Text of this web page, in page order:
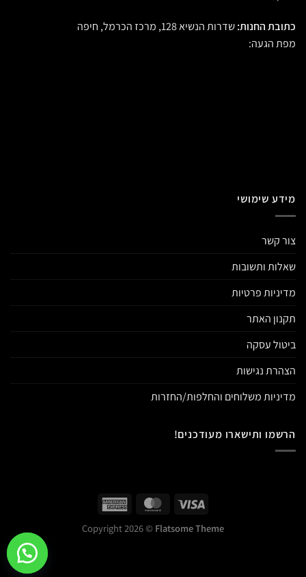
כתובת החנות:שדרות הנשיא 128, מרכז הכרמל, חיפה
מפת הגעה:
מידע שימושי
צור קשר
שאלות ותשובות
מדיניות פרטיות
תקנון האתר
ביטול עסקה
הצהרת נגישות
מדיניות משלוחים והחלפות/החזרות
הרשמו ותישארו מעודכנים!
Copyright 2026 © Flatsome Theme